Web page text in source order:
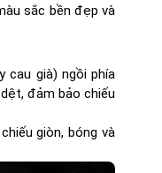
sắc bền đẹp và
cau già) ngồi phía
đảm bảo chiếu
giòn, bóng và